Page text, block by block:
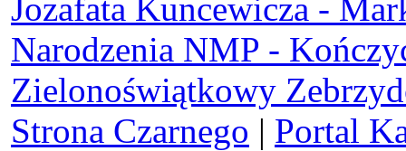
Jozafata Kuncewicza -
Narodzenia NMP -
Zielonoświątkowy
Strona Czarnego | Portal